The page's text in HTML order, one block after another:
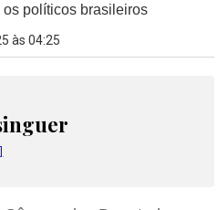
políticos brasileiros
às 04:25